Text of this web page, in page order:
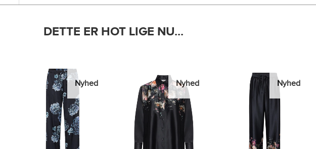
DETTE ER HOT LIGE NU...
Nyhed Nyhed Nyhed